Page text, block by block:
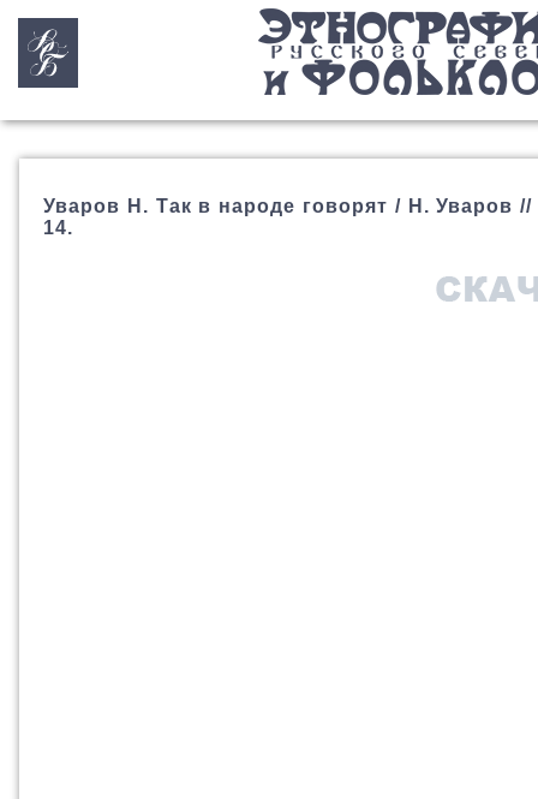
Уваров Н. Так в народе говорят / Н. Уваров
14.